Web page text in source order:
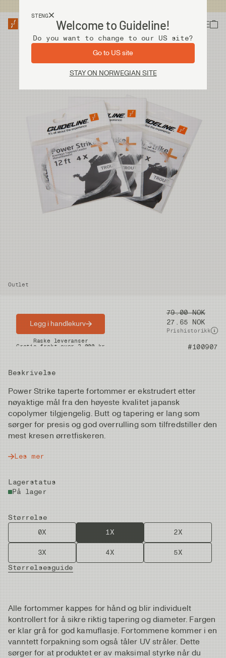
STENG
Welcome to Guideline!
Do you want to change to our US site?
Go to US site
STAY ON NORWEGIAN SITE
Outlet
Pris
79.00 NOK
27.65 NOK
Prishistorikk
Artikkelnummer #100907
Beskrivelse
Power Strike taperte fortommer er ekstrudert etter
nøyaktige mål fra den høyeste kvalitet japansk
copolymer tilgjengelig. Butt og tapering er lang som
sørger for presis og god overrulling som tilfredstiller den
mest kresen ørretfiskeren.
Les mer
Lagerstatus
På lager
Størrelse
0X
1X 2X
3X 4X
5X
Størrelsesguide
Legg i handlekurv
Raske leveranser
Gratis frakt over 2.000 kr
Alle fortommer kappes for hånd og blir individuelt
kontrollert for å sikre riktig tapering og diameter. Fargen
er klar grå for god kamuflasje. Fortommene kommer i en
vanntett forpakning som også tåler UV stråler. Dette
sørger for at produktet er av maksimal styrke når du